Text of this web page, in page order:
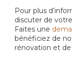
Pour plus
discuter de
Faites une
bénéficiez de
rénovation et